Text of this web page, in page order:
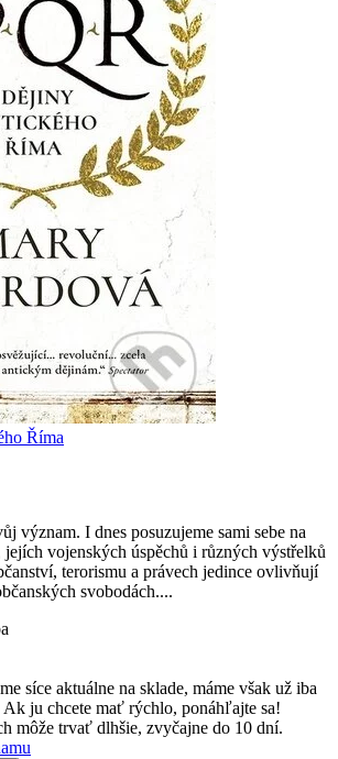
Říma
význam. I dnes posuzujeme sami sebe na
jejích vojenských úspěchů i různých výstřelků
terorismu a právech jedince ovlivňují
svobodách....
síce aktuálne na sklade, máme však už iba
Ak ju chcete mať rýchlo, ponáhľajte sa!
môže trvať dlhšie, zvyčajne do 10 dní.